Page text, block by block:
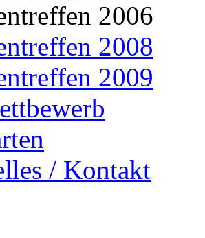
2006
2008
2009
/ Kontakt